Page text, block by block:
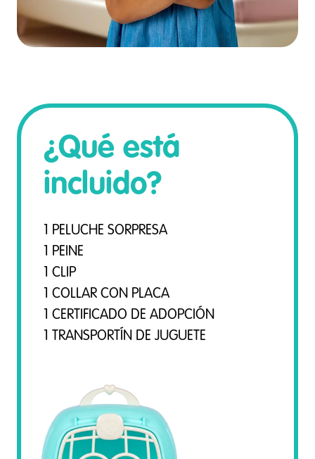
¿Qué está
incluido?
1 PELUCHE SORPRESA
1 PEINE
1 CLIP
1 COLLAR CON PLACA
1 CERTIFICADO DE ADOPCIÓN
1 TRANSPORTÍN DE JUGUETE